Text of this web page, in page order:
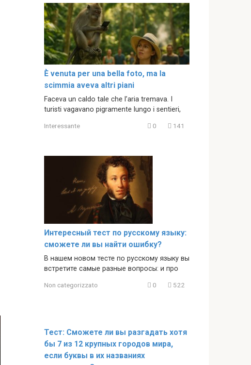
È venuta per una bella foto, ma la
scimmia aveva altri piani
Faceva un caldo tale che l’aria tremava. I
turisti vagavano pigramente lungo i sentieri,
Interessante 0 141
Интересный тест по русскому языку:
сможете ли вы найти ошибку?
В нашем новом тесте по русскому языку вы
встретите самые разные вопросы: и про
Non categorizzato 0 522
Тест: Сможете ли вы разгадать хотя
бы 7 из 12 крупных городов мира,
если буквы в их названиях